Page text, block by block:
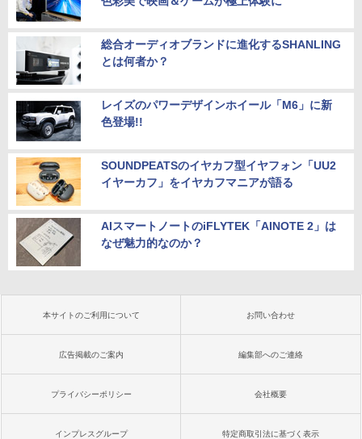
総合オーディオブランドに進化するSHANLING
とは何者か？
レイズのパワーデザインホイール「M6」に新
色登場!!
SOUNDPEATSのイヤカフ型イヤフォン「UU2
イヤーカフ」をイヤカフマニアが語る
AIスマートノートのiFLYTEK「AINOTE 2」は
なぜ魅力的なのか？
本サイトのご利用について お問い合わせ
広告掲載のご案内 編集部へのご連絡
プライバシーポリシー 会社概要
インプレスグループ 特定商取引法に基づく表示